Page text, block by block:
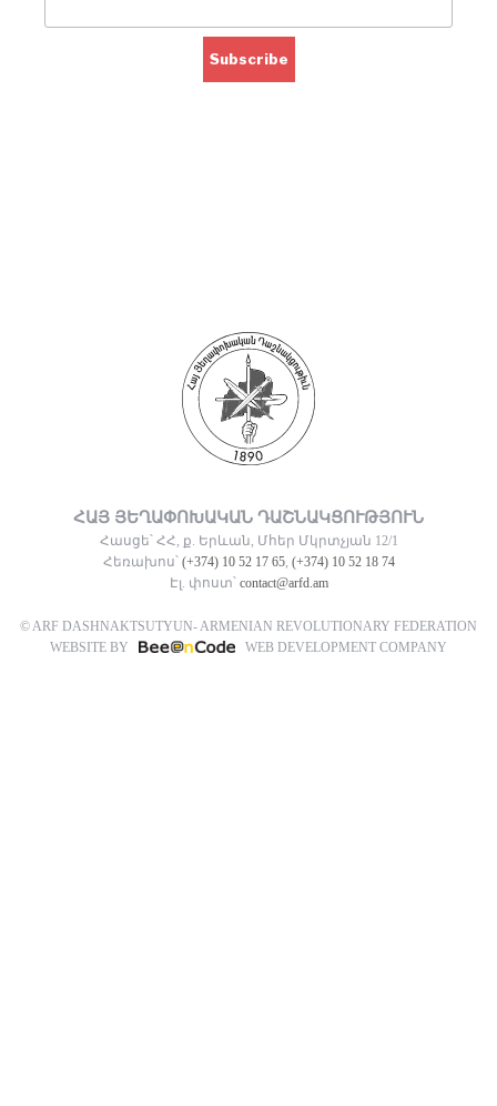
ՀԱՅ ՅԵՂԱՓՈԽԱԿԱՆ ԴԱՇՆԱԿՑՈՒԹՅՈՒՆ
Հասցե՝ ՀՀ, ք. Երևան, Մհեր Մկրտչյան 12/1
Հեռախոս՝ (+374) 10 52 17 65, (+374) 10 52 18 74
Էլ. փոստ՝ contact@arfd.am
© ARF DASHNAKTSUTYUN- ARMENIAN REVOLUTIONARY FEDERATION
WEBSITE BY
WEB DEVELOPMENT COMPANY